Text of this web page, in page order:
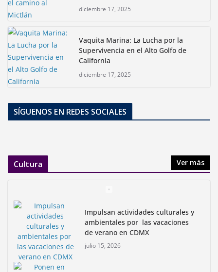
diciembre 17, 2025
Vaquita Marina: La Lucha por la
Supervivencia en el Alto Golfo de
California
diciembre 17, 2025
SÍGUENOS EN REDES SOCIALES
Cultura Ver más
Impulsan actividades culturales y
ambientales por las vacaciones
de verano en CDMX
julio 15, 2026